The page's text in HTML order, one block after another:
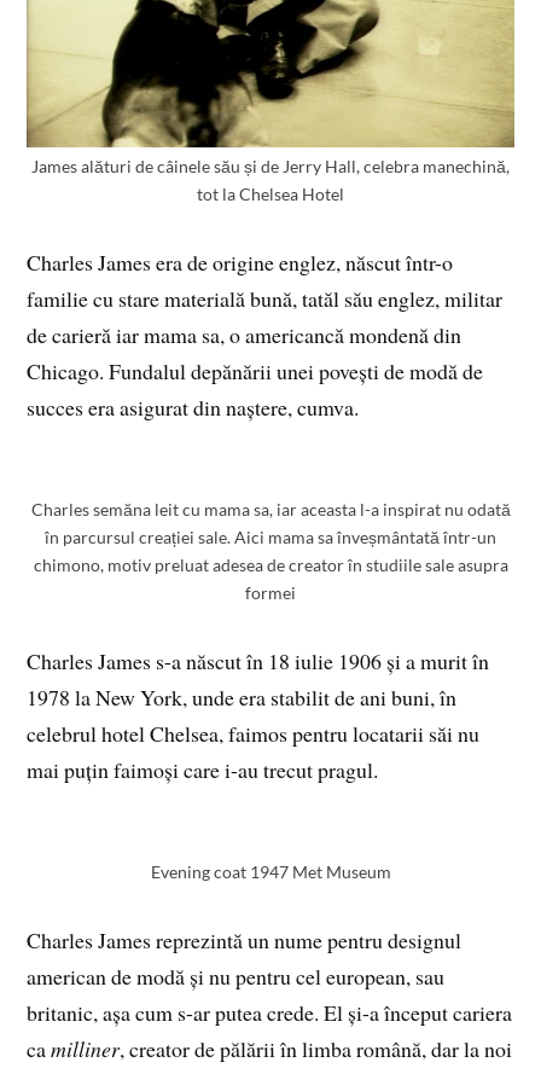
James alături de câinele său și de Jerry Hall, celebra manechină,
tot la Chelsea Hotel
Charles James era de origine englez, născut într-o
familie cu stare materială bună, tatăl său englez, militar
de carieră iar mama sa, o americancă mondenă din
Chicago. Fundalul depănării unei povești de modă de
succes era asigurat din naștere, cumva.
Charles semăna leit cu mama sa, iar aceasta l-a inspirat nu odată
în parcursul creației sale. Aici mama sa înveșmântată într-un
chimono, motiv preluat adesea de creator în studiile sale asupra
formei
Charles James s-a născut în 18 iulie 1906 și a murit în
1978 la New York, unde era stabilit de ani buni, în
celebrul hotel Chelsea, faimos pentru locatarii săi nu
mai puțin faimoși care i-au trecut pragul.
Evening coat 1947 Met Museum
Charles James reprezintă un nume pentru designul
american de modă și nu pentru cel european, sau
britanic, așa cum s-ar putea crede. El și-a început cariera
camilliner, creator de pălării în limba română, dar la noi